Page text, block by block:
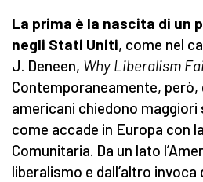
La prima è la nascita di un
negli Stati Uniti, come nel
J. Deneen, Why Liberalism
Contemporaneamente,
americani chiedono maggiori
come accade in Europa con
Comunitaria. Da un lato
liberalismo e dall’altro